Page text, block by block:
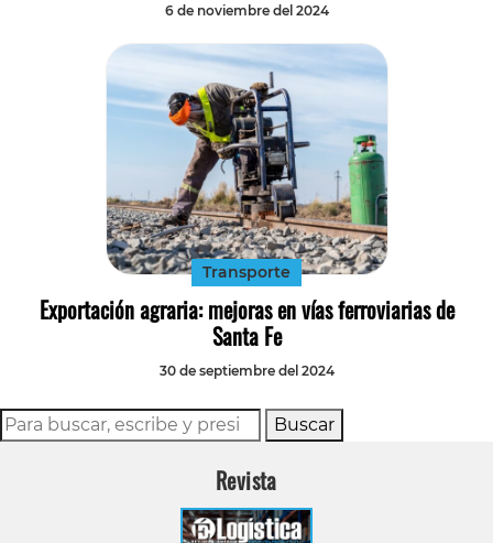
6 de noviembre del 2024
Transporte
Exportación agraria: mejoras en vías ferroviarias de
Santa Fe
30 de septiembre del 2024
Buscar
Revista